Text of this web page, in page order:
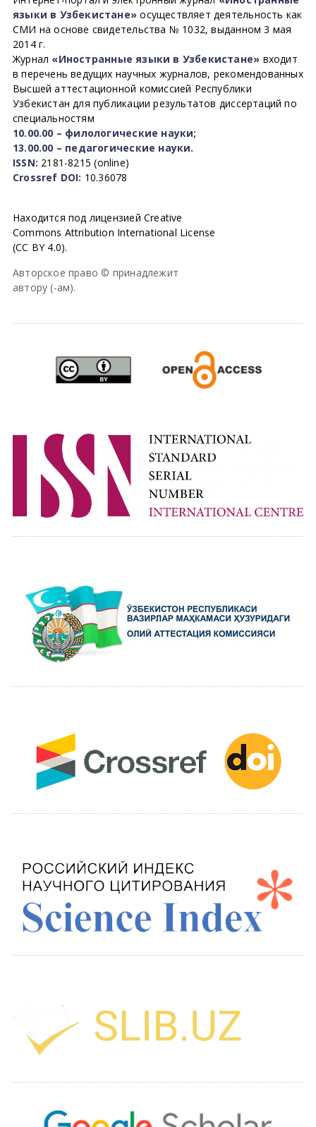
языки в Узбекистане» осуществляет деятельность как
СМИ на основе свидетельства № 1032, выданном 3 мая
2014 г.
Журнал «Иностранные языки в Узбекистане» входит
в перечень ведущих научных журналов, рекомендованных
Высшей аттестационной комиссией Республики
Узбекистан для публикации результатов диссертаций по
специальностям
10.00.00 – филологические науки;
13.00.00 – педагогические науки.
ISSN: 2181-8215 (online)
Crossref DOI: 10.36078
Находится под лицензией Creative
Commons Attribution International License
(CC BY 4.0).
Авторское право © принадлежит
автору (-ам).